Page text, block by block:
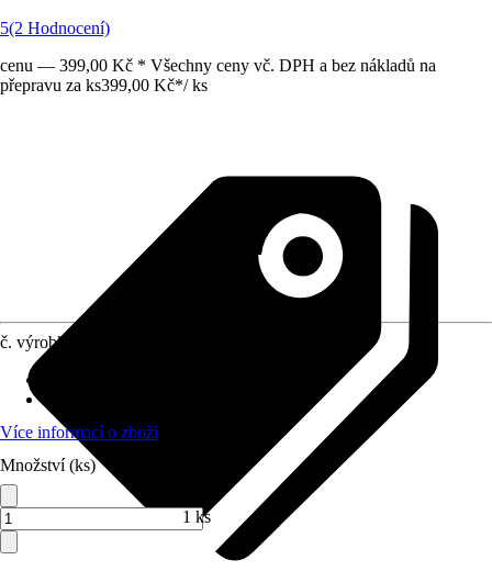
5(2 Hodnocení)
cenu — 399,00 Kč * Všechny ceny vč. DPH a bez nákladů na
přepravu za ks399,00 Kč*/ ks
č. výrobku
Více informací o zboží
Množství (ks)
1 ks